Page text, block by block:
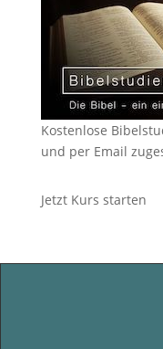
Kostenlose
und per Email
Jetzt Kurs starten